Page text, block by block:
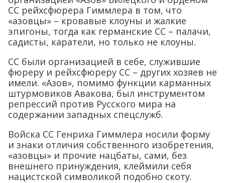
СС рейхсфюрера Гиммлера в том, что
«азовцы» – кровавые клоуны и жалкие
эпигоны, тогда как германские СС – палачи,
садисты, каратели, но только не клоуны.
СС были организацией в себе, служившие
фюреру и рейхсфюреру СС – других хозяев не
имели. «Азов», помимо функции карманных
штурмовиков Авакова, был инструментом
репрессий против Русского мира на
содержании западных спецслужб.
Войска СС Генриха Гиммлера носили форму
и знаки отличия собственного изобретения,
«азовцы» и прочие нацбаты, сами, без
внешнего принуждения, клеймили себя
нацистской символикой подобно скоту.